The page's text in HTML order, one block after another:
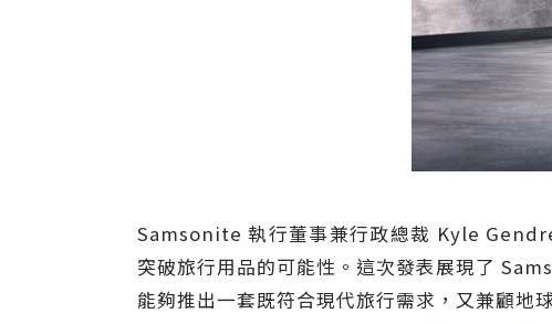
Samsonite 執行董事兼行政總裁 Kyle
突破旅行用品的可能性。這次發表展現了
能夠推出一套既符合現代旅行需求，又兼顧地